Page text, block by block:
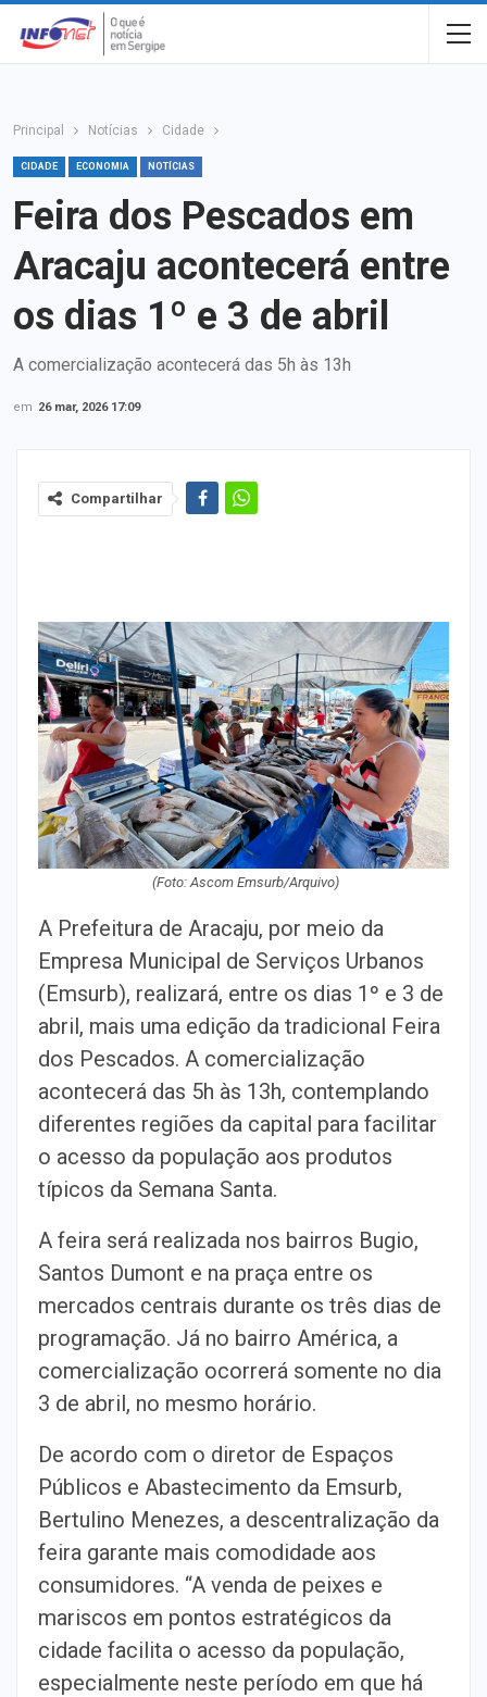
Principal Notícias Cidade
CIDADE ECONOMIA NOTÍCIAS
Feira dos Pescados em
Aracaju acontecerá entre
os dias 1º e 3 de abril
A comercialização acontecerá das 5h às 13h
em 26 mar, 2026 17:09
Compartilhar
(Foto: Ascom Emsurb/Arquivo)
A Prefeitura de Aracaju, por meio da
Empresa Municipal de Serviços Urbanos
(Emsurb), realizará, entre os dias 1º e 3 de
abril, mais uma edição da tradicional Feira
dos Pescados. A comercialização
acontecerá das 5h às 13h, contemplando
diferentes regiões da capital para facilitar
o acesso da população aos produtos
típicos da Semana Santa.
A feira será realizada nos bairros Bugio,
Santos Dumont e na praça entre os
mercados centrais durante os três dias de
programação. Já no bairro América, a
comercialização ocorrerá somente no dia
3 de abril, no mesmo horário.
De acordo com o diretor de Espaços
Públicos e Abastecimento da Emsurb,
Bertulino Menezes, a descentralização da
feira garante mais comodidade aos
consumidores. “A venda de peixes e
mariscos em pontos estratégicos da
cidade facilita o acesso da população,
especialmente neste período em que há